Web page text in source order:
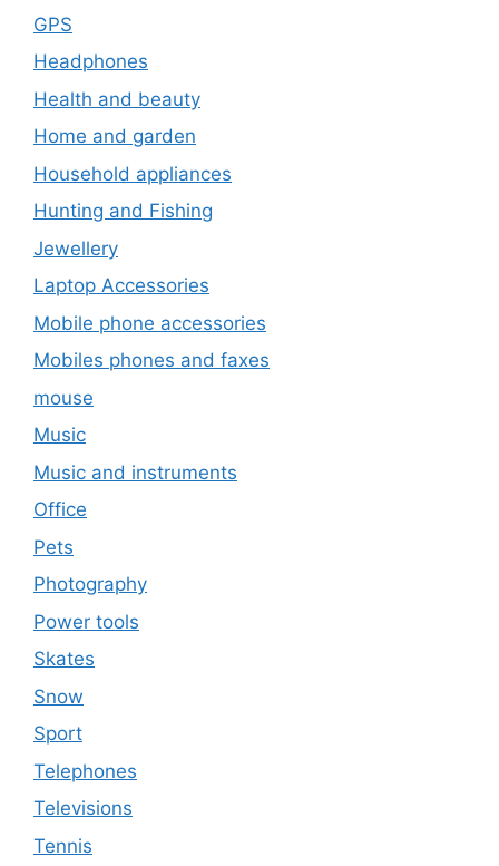
GPS
Headphones
Health and beauty
Home and garden
Household appliances
Hunting and Fishing
Jewellery
Laptop Accessories
Mobile phone accessories
Mobiles phones and faxes
mouse
Music
Music and instruments
Office
Pets
Photography
Power tools
Skates
Snow
Sport
Telephones
Televisions
Tennis